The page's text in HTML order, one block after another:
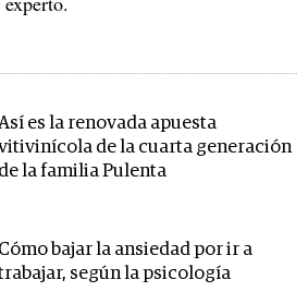
es la renovada apuesta
de la cuarta generación
de la familia Pulenta
Cómo bajar la ansiedad por ir a
según la psicología